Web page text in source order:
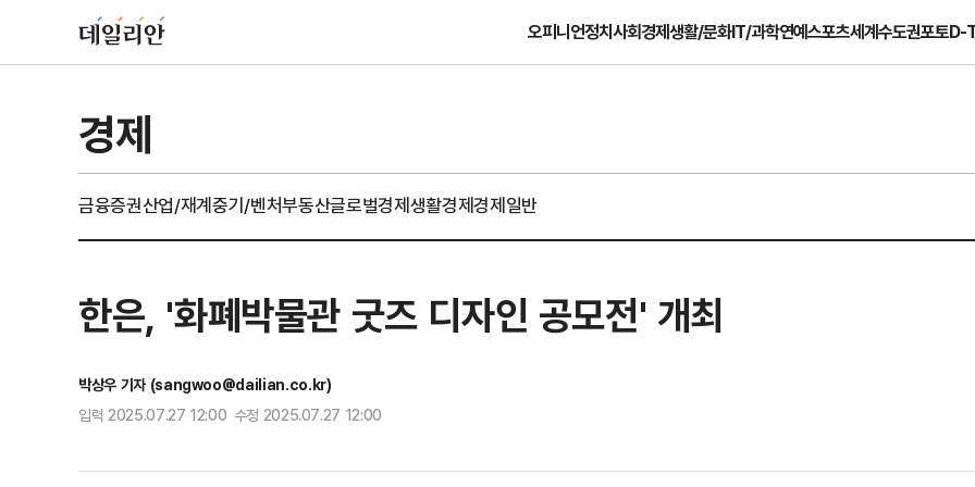
오피니언정치사회경제생활/문화IT/과학연예스포츠세계수도권포토D-
경제
금융증권산업/재계중기/벤처부동산글로벌경제생활경제경제일반
한은, '화폐박물관 굿즈 디자인 공모전' 개최
박상우 기자 (sangwoo@dailian.co.kr)
입력 2025.07.27 12:00 수정 2025.07.27 12:00